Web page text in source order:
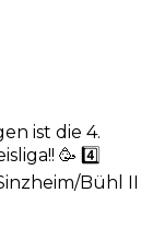
ist die 4.
🥳 4️⃣
Bühl II